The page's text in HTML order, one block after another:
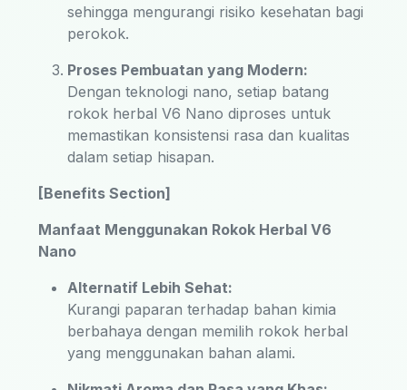
sehingga mengurangi risiko kesehatan bagi
perokok.
Proses Pembuatan yang Modern:
Dengan teknologi nano, setiap batang
rokok herbal V6 Nano diproses untuk
memastikan konsistensi rasa dan kualitas
dalam setiap hisapan.
[Benefits Section]
Manfaat Menggunakan Rokok Herbal V6
Nano
Alternatif Lebih Sehat:
Kurangi paparan terhadap bahan kimia
berbahaya dengan memilih rokok herbal
yang menggunakan bahan alami.